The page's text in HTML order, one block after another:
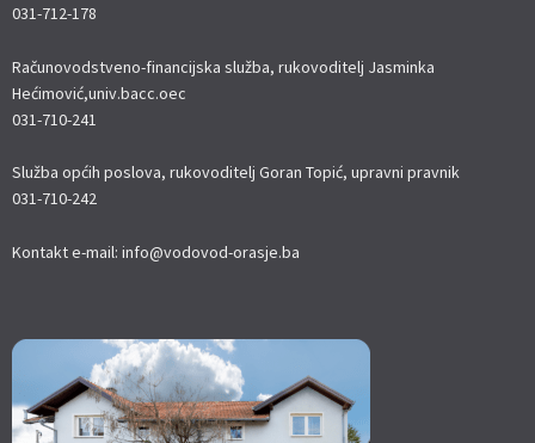
031-712-178
Računovodstveno-financijska služba, rukovoditelj Jasminka
Hećimović,univ.bacc.oec
031-710-241
Služba općih poslova, rukovoditelj Goran Topić, upravni pravnik
031-710-242
Kontakt e-mail: info@vodovod-orasje.ba